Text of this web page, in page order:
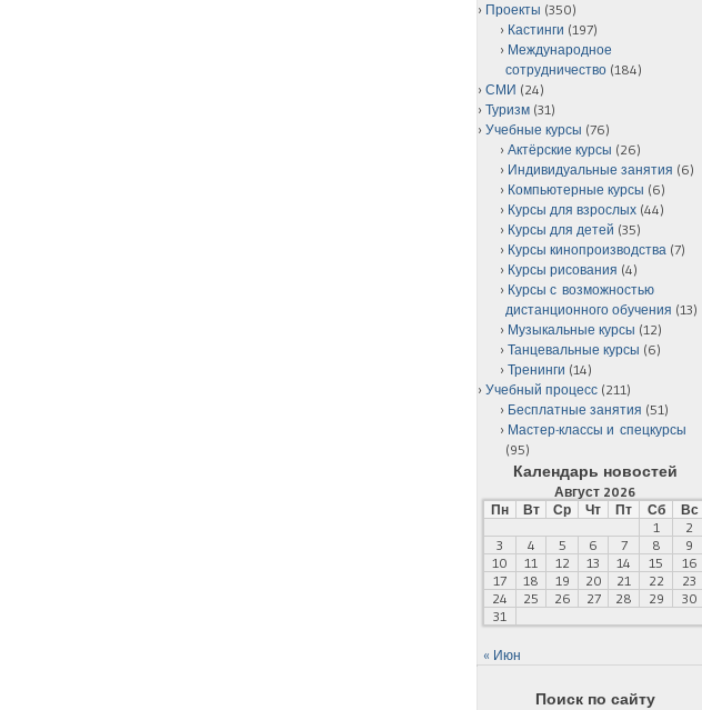
Проекты (350)
Кастинги (197)
Международное
сотрудничество (184)
СМИ (24)
Туризм (31)
Учебные курсы (76)
Актёрские курсы (26)
Индивидуальные занятия (6)
Компьютерные курсы (6)
Курсы для взрослых (44)
Курсы для детей (35)
Курсы кинопроизводства (7)
Курсы рисования (4)
Курсы с возможностью
дистанционного обучения (13)
Музыкальные курсы (12)
Танцевальные курсы (6)
Тренинги (14)
Учебный процесс (211)
Бесплатные занятия (51)
Мастер-классы и спецкурсы
(95)
Календарь новостей
Август 2026
Пн
Вт Ср Чт Пт Сб
Вс
1
2
3
4 5 6 7 8
9
10
11 12 13 14 15
16
17
18 19 20 21 22
23
24
25 26 27 28 29
30
31
« Июн
Поиск по сайту